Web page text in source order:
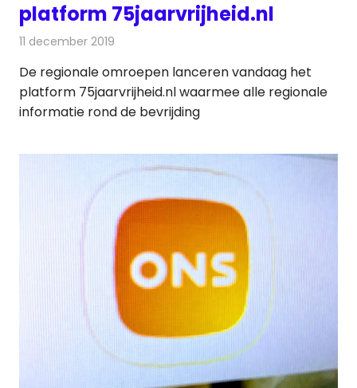
platform 75jaarvrijheid.nl
11 december 2019
De regionale omroepen lanceren vandaag het
platform 75jaarvrijheid.nl waarmee alle regionale
informatie rond de bevrijding